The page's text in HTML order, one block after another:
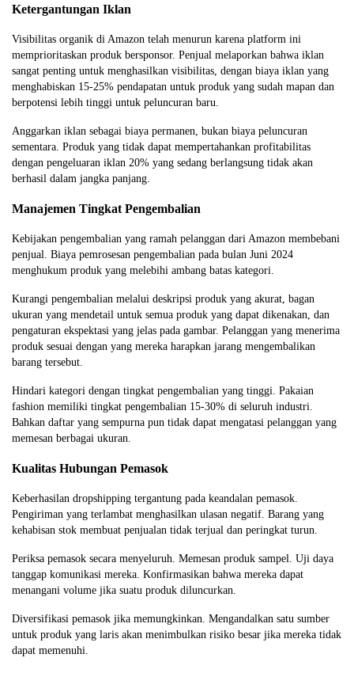
Ketergantungan Iklan
Visibilitas organik di Amazon telah menurun karena platform ini
memprioritaskan produk bersponsor. Penjual melaporkan bahwa iklan
sangat penting untuk menghasilkan visibilitas, dengan biaya iklan yang
menghabiskan 15-25% pendapatan untuk produk yang sudah mapan dan
berpotensi lebih tinggi untuk peluncuran baru.
Anggarkan iklan sebagai biaya permanen, bukan biaya peluncuran
sementara. Produk yang tidak dapat mempertahankan profitabilitas
dengan pengeluaran iklan 20% yang sedang berlangsung tidak akan
berhasil dalam jangka panjang.
Manajemen Tingkat Pengembalian
Kebijakan pengembalian yang ramah pelanggan dari Amazon membebani
penjual. Biaya pemrosesan pengembalian pada bulan Juni 2024
menghukum produk yang melebihi ambang batas kategori.
Kurangi pengembalian melalui deskripsi produk yang akurat, bagan
ukuran yang mendetail untuk semua produk yang dapat dikenakan, dan
pengaturan ekspektasi yang jelas pada gambar. Pelanggan yang menerima
produk sesuai dengan yang mereka harapkan jarang mengembalikan
barang tersebut.
Hindari kategori dengan tingkat pengembalian yang tinggi. Pakaian
fashion memiliki tingkat pengembalian 15-30% di seluruh industri.
Bahkan daftar yang sempurna pun tidak dapat mengatasi pelanggan yang
memesan berbagai ukuran.
Kualitas Hubungan Pemasok
Keberhasilan dropshipping tergantung pada keandalan pemasok.
Pengiriman yang terlambat menghasilkan ulasan negatif. Barang yang
kehabisan stok membuat penjualan tidak terjual dan peringkat turun.
Periksa pemasok secara menyeluruh. Memesan produk sampel. Uji daya
tanggap komunikasi mereka. Konfirmasikan bahwa mereka dapat
menangani volume jika suatu produk diluncurkan.
Diversifikasi pemasok jika memungkinkan. Mengandalkan satu sumber
untuk produk yang laris akan menimbulkan risiko besar jika mereka tidak
dapat memenuhi.